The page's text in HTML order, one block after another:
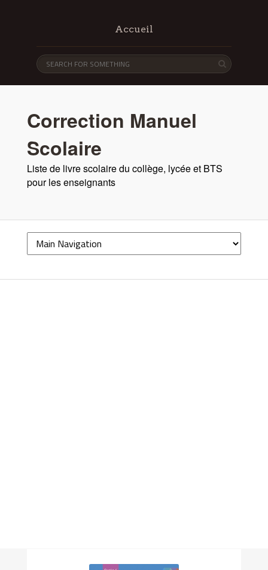
Accueil
Correction Manuel
Scolaire
Liste de livre scolaire du collège, lycée et BTS
pour les enseignants